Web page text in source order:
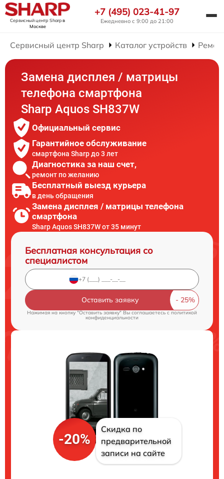
Сервисный центр Sharpв
Москве
+7 (495) 023-41-97
Ежедневно с 9:00 до 21:00
Сервисный центр Sharp Каталог устройств
Замена дисплея / матрицы
телефона смартфона
Sharp Aquos SH837W
Официальный сервис
Гарантийное обслуживание
смартфона Sharp до 3 лет
Диагностика за наш счет,
ремонт по желанию
Бесплатный выезд курьера
в день обращения
Замена дисплея / матрицы телефона
смартфона
Sharp Aquos SH837W от 35 минут
Бесплатная консультация со
специалистом
Оставить заявку
Нажимая на кнопку "Оставить заявку" Вы соглашаетесь cполитикой
конфиденциальности
-20%
Скидка по
предварительной
записи на сайте